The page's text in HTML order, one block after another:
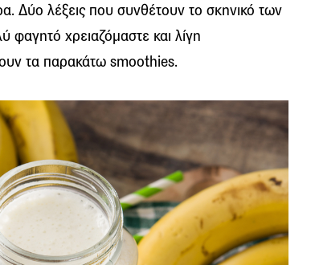
Δύο λέξεις που συνθέτουν το σκηνικό των
χρειαζόμαστε και λίγη
τα παρακάτω smoothies.